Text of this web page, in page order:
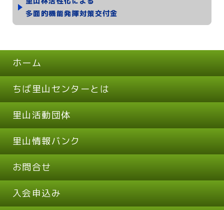
多面的機能発揮対策交付金
ホーム
ちば里山センターとは
里山活動団体
里山情報バンク
お問合せ
入会申込み